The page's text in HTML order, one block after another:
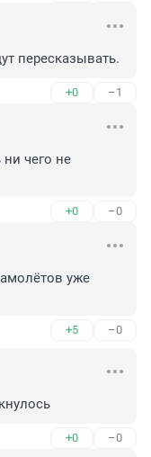
пересказывать.
+0 –1
чего не
+0 –0
уже
+5 –0
+0 –0